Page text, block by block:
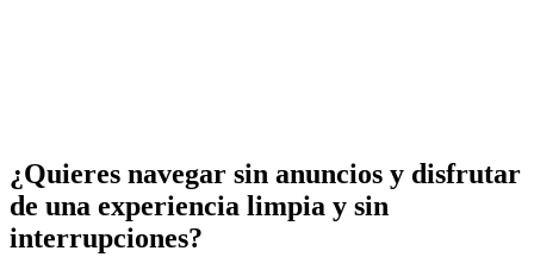
¿Quieres navegar sin anuncios y disfrutar
de una experiencia limpia y sin
interrupciones?